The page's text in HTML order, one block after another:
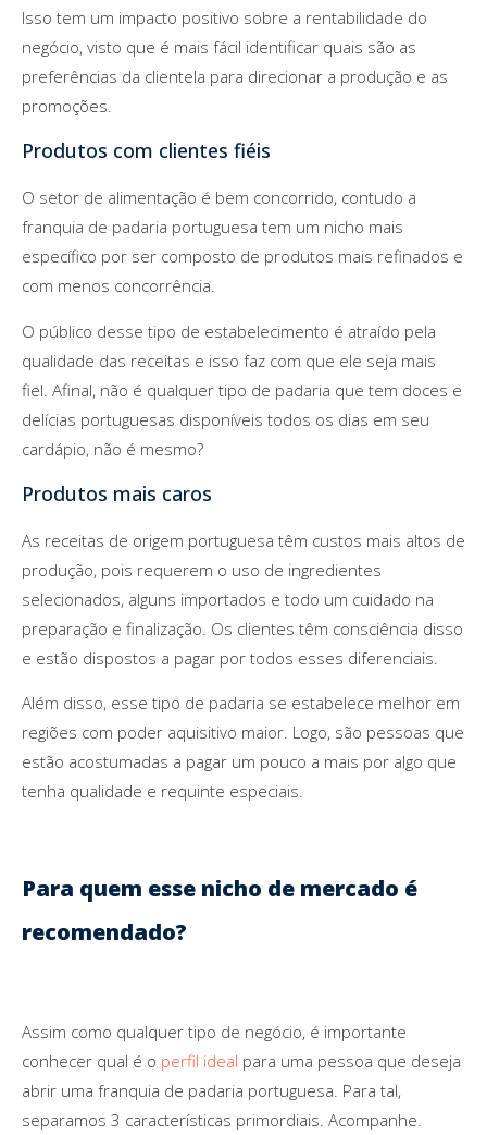
Isso tem um impacto positivo sobre a rentabilidade do
negócio, visto que é mais fácil identificar quais são as
preferências da clientela para direcionar a produção e as
promoções.
Produtos com clientes fiéis
O setor de alimentação é bem concorrido, contudo a
franquia de padaria portuguesa tem um nicho mais
específico por ser composto de produtos mais refinados e
com menos concorrência.
O público desse tipo de estabelecimento é atraído pela
qualidade das receitas e isso faz com que ele seja mais
fiel. Afinal, não é qualquer tipo de padaria que tem doces e
delícias portuguesas disponíveis todos os dias em seu
cardápio, não é mesmo?
Produtos mais caros
As receitas de origem portuguesa têm custos mais altos de
produção, pois requerem o uso de ingredientes
selecionados, alguns importados e todo um cuidado na
preparação e finalização. Os clientes têm consciência disso
e estão dispostos a pagar por todos esses diferenciais.
Além disso, esse tipo de padaria se estabelece melhor em
regiões com poder aquisitivo maior. Logo, são pessoas que
estão acostumadas a pagar um pouco a mais por algo que
tenha qualidade e requinte especiais.
Para quem esse nicho de mercado é
recomendado?
Assim como qualquer tipo de negócio, é importante
conhecer qual é o perfil ideal para uma pessoa que deseja
abrir uma franquia de padaria portuguesa. Para tal,
separamos 3 características primordiais. Acompanhe.